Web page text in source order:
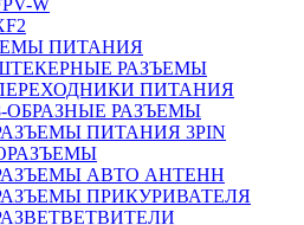
W
ПИТАНИЯ
РАЗЪЕМЫ
ПИТАНИЯ
ОБРАЗНЫЕ РАЗЪЕМЫ
ПИТАНИЯ 3PIN
АВТО АНТЕНН
ПРИКУРИВАТЕЛЯ